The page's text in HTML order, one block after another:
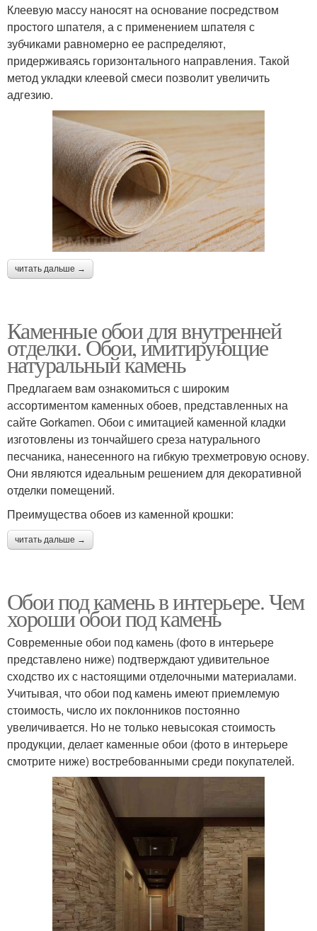
Клеевую массу наносят на основание посредством
простого шпателя, а с применением шпателя с
зубчиками равномерно ее распределяют,
придерживаясь горизонтального направления. Такой
метод укладки клеевой смеси позволит увеличить
адгезию.
читать дальше →
Каменные обои для внутренней
отделки. Обои, имитирующие
натуральный камень
Предлагаем вам ознакомиться с широким
ассортиментом каменных обоев, представленных на
сайте Gorkamen. Обои с имитацией каменной кладки
изготовлены из тончайшего среза натурального
песчаника, нанесенного на гибкую трехметровую основу.
Они являются идеальным решением для декоративной
отделки помещений.
Преимущества обоев из каменной крошки:
читать дальше →
Обои под камень в интерьере. Чем
хороши обои под камень
Современные обои под камень (фото в интерьере
представлено ниже) подтверждают удивительное
сходство их с настоящими отделочными материалами.
Учитывая, что обои под камень имеют приемлемую
стоимость, число их поклонников постоянно
увеличивается. Но не только невысокая стоимость
продукции, делает каменные обои (фото в интерьере
смотрите ниже) востребованными среди покупателей.